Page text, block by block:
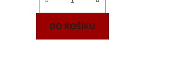
DO KOŠÍKU